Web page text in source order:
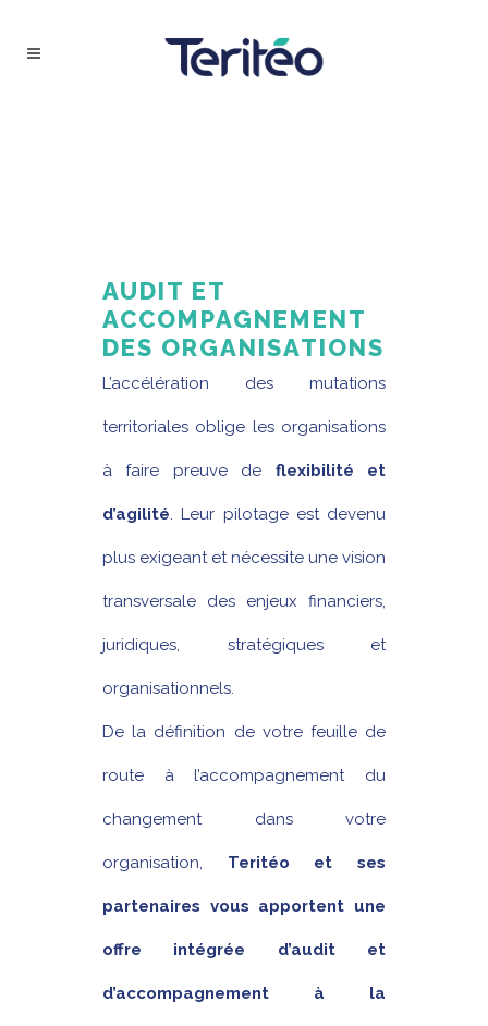
AUDIT ET
ACCOMPAGNEMENT
DES ORGANISATIONS
L’accélération des mutations
territoriales oblige les organisations
à faire preuve de flexibilité et
d’agilité. Leur pilotage est devenu
plus exigeant et nécessite une vision
transversale des enjeux financiers,
juridiques, stratégiques et
organisationnels.
De la définition de votre feuille de
route à l’accompagnement du
changement dans votre
organisation, Teritéo et ses
partenaires vous apportent une
offre intégrée d’audit et
d’accompagnement à la